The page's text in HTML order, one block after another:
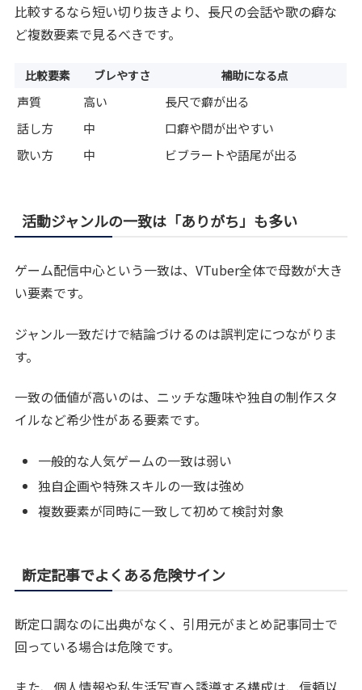
比較するなら短い切り抜きより、長尺の会話や歌の癖な
ど複数要素で見るべきです。
比較要素 ブレやすさ 補助になる点
声質 高い
長尺で癖が出る
話し方
中
口癖や間が出やすい
歌い方
中 ビブラートや語尾が出る
活動ジャンルの一致は「ありがち」も多い
ゲーム配信中心という一致は、VTuber全体で母数が大き
い要素です。
ジャンル一致だけで結論づけるのは誤判定につながりま
す。
一致の価値が高いのは、ニッチな趣味や独自の制作スタ
イルなど希少性がある要素です。
一般的な人気ゲームの一致は弱い
独自企画や特殊スキルの一致は強め
複数要素が同時に一致して初めて検討対象
断定記事でよくある危険サイン
断定口調なのに出典がなく、引用元がまとめ記事同士で
回っている場合は危険です。